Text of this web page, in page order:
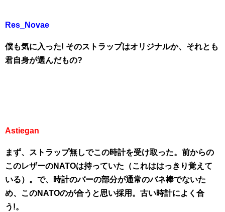
Res_Novae
僕も気に入った! そのストラップはオリジナルか、それとも
君自身が選んだもの?
Astiegan
まず、ストラップ無しでこの時計を受け取った。前からの
このレザーのNATOは持っていた（これははっきり覚えて
いる）。で、時計のバーの部分が通常のバネ棒でないた
め、このNATOのが合うと思い採用。古い時計によく合
う!。